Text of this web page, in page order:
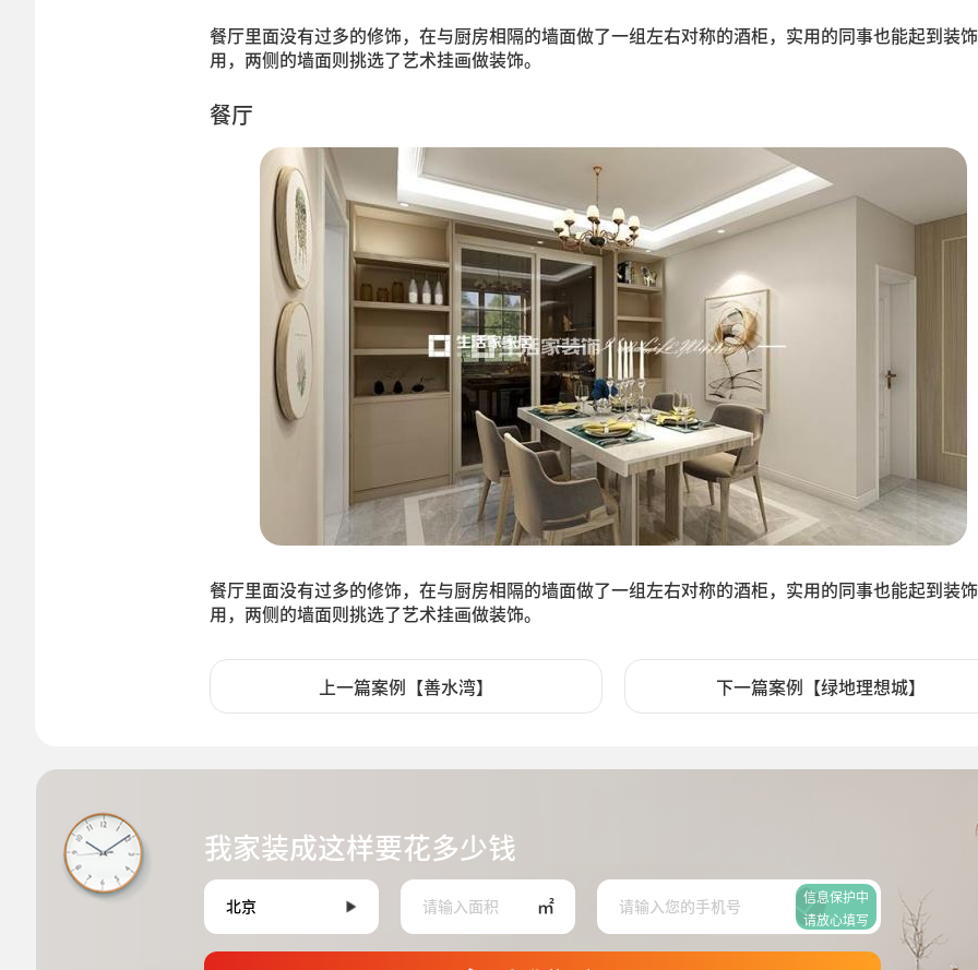
餐厅里面没有过多的修饰，在与厨房相隔的墙面做了一组左右对称的酒柜，实用的同事也能起到装
用，两侧的墙面则挑选了艺术挂画做装饰。
餐厅
餐厅里面没有过多的修饰，在与厨房相隔的墙面做了一组左右对称的酒柜，实用的同事也能起到装
用，两侧的墙面则挑选了艺术挂画做装饰。
上一篇案例【善水湾】 下一篇案例【绿地理想城】
我家装成这样要花多少钱
㎡
信息保护中
请放心填写